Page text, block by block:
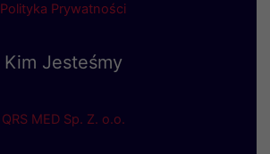
Polityka Prywatności
Kim Jesteśmy
QRS MED Sp. Z. o.o.